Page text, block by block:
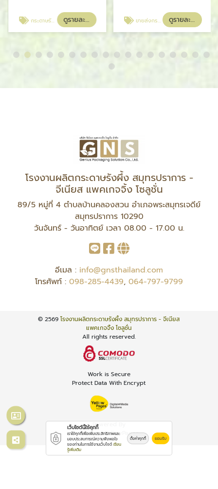
กระดาษรังผึ้ง สมุทรปราการ ดูรายละเอียด ขายส่งกระดาษรังผึ้ง ราคาส่ง ดูรายละเอียด
โรงงานผลิตกระดาษรังผึ้ง สมุทรปราการ -
จีเนียส แพคเกจจิ้ง โซลูชั่น
89/5 หมู่ที่ 4 ตำบลบ้านคลองสวน อำเภอพระสมุทรเจดีย์
สมุทรปราการ 10290
วันจันทร์ - วันอาทิตย์ เวลา 08.00 - 17.00 น.
อีเมล : info@gnsthailand.com
โทรศัพท์ : 098-285-4439, 064-797-9799
© 2569โรงงานผลิตกระดาษรังผึ้ง สมุทรปราการ - จีเนียส
แพคเกจจิ้ง โซลูชั่น
All rights reserved.
Work is Secure
Protect Data With Encrypt
Powered By
Thailand YellowPages
เว็บไซต์นี้ใช้คุกกี้
เราใช้คุกกี้เพื่อเพิ่มประสิทธิภาพและ
มอบประสบการณ์ความพึงพอใจ
ของท่านในการใช้งานเว็บไซต์ เรียน
รู้เพิ่มเติม
ตั้งค่าคุกกี้ ยอมรับ